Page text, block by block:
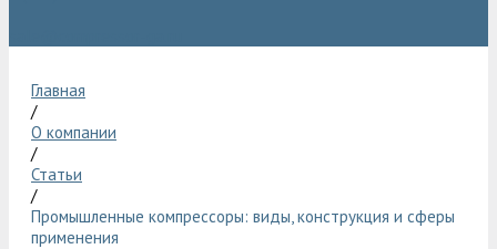
Главная
/
О компании
/
Статьи
/
Промышленные компрессоры: виды, конструкция и сферы
применения